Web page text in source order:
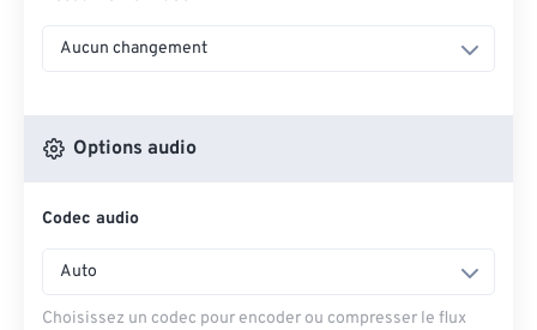
Aucun changement
Options audio
Codec audio
Auto
Choisissez un codec pour encoder ou compresser le flux